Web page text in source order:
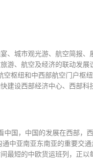
、城市观光游、航空简报
游、航空及经济的联动发展
枢纽和中西部航空门户枢
建设西部经济中心、西部
国，中国的发展在西部，
中亚南亚东南亚的重要交
最短的中欧货运班列，正